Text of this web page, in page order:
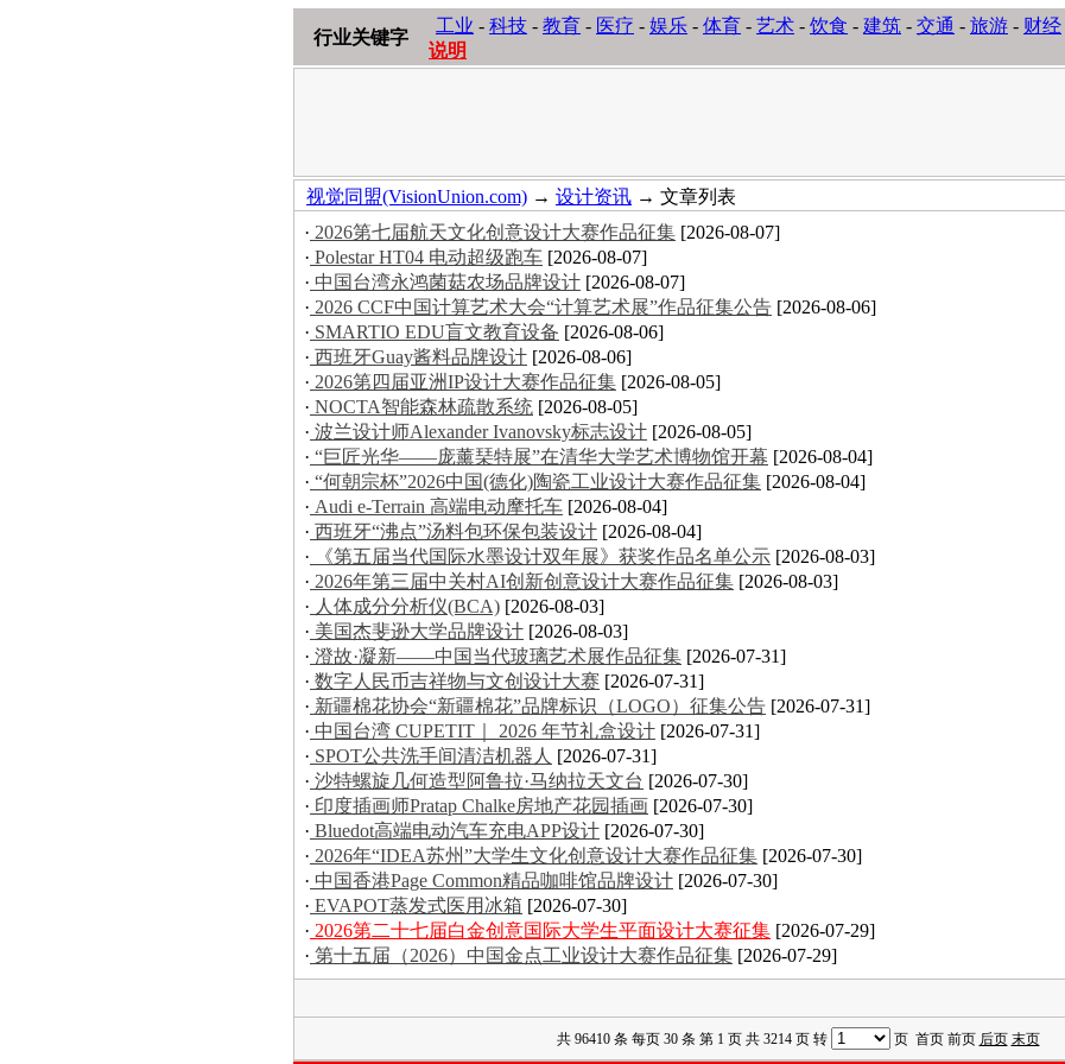
行业关键字
工业 - 科技 - 教育 - 医疗 - 娱乐 - 体育 - 艺术 - 饮食 - 建筑 - 交通 - 旅游 - 财经
说明
视觉同盟(VisionUnion.com) → 设计资讯 → 文章列表
· 2026第七届航天文化创意设计大赛作品征集 [2026-08-07]
· Polestar HT04 电动超级跑车 [2026-08-07]
· 中国台湾永鸿菌菇农场品牌设计 [2026-08-07]
· 2026 CCF中国计算艺术大会“计算艺术展”作品征集公告 [2026-08-06]
· SMARTIO EDU盲文教育设备 [2026-08-06]
· 西班牙Guay酱料品牌设计 [2026-08-06]
· 2026第四届亚洲IP设计大赛作品征集 [2026-08-05]
· NOCTA智能森林疏散系统 [2026-08-05]
· 波兰设计师Alexander Ivanovsky标志设计 [2026-08-05]
· “巨匠光华——庞薰琹特展”在清华大学艺术博物馆开幕 [2026-08-04]
· “何朝宗杯”2026中国(德化)陶瓷工业设计大赛作品征集 [2026-08-04]
· Audi e-Terrain 高端电动摩托车 [2026-08-04]
· 西班牙“沸点”汤料包环保包装设计 [2026-08-04]
· 《第五届当代国际水墨设计双年展》获奖作品名单公示 [2026-08-03]
· 2026年第三届中关村AI创新创意设计大赛作品征集 [2026-08-03]
· 人体成分分析仪(BCA) [2026-08-03]
· 美国杰斐逊大学品牌设计 [2026-08-03]
· 澄故·凝新——中国当代玻璃艺术展作品征集 [2026-07-31]
· 数字人民币吉祥物与文创设计大赛 [2026-07-31]
· 新疆棉花协会“新疆棉花”品牌标识（LOGO）征集公告 [2026-07-31]
· 中国台湾 CUPETIT｜ 2026 年节礼盒设计 [2026-07-31]
· SPOT公共洗手间清洁机器人 [2026-07-31]
· 沙特螺旋几何造型阿鲁拉·马纳拉天文台 [2026-07-30]
· 印度插画师Pratap Chalke房地产花园插画 [2026-07-30]
· Bluedot高端电动汽车充电APP设计 [2026-07-30]
· 2026年“IDEA苏州”大学生文化创意设计大赛作品征集 [2026-07-30]
· 中国香港Page Common精品咖啡馆品牌设计 [2026-07-30]
· EVAPOT蒸发式医用冰箱 [2026-07-30]
· 2026第二十七届白金创意国际大学生平面设计大赛征集 [2026-07-29]
· 第十五届（2026）中国金点工业设计大赛作品征集 [2026-07-29]
共 96410 条 每页 30 条 第 1 页 共 3214 页 转 页 首页 前页 后页 末页